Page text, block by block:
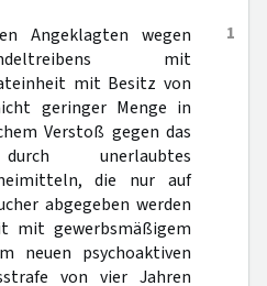
1
Angeklagten wegen
mit
mit Besitz von
geringer Menge in
Verstoß gegen das
unerlaubtes
die nur auf
abgegeben werden
mit gewerbsmäßigem
neuen psychoaktiven
von vier Jahren